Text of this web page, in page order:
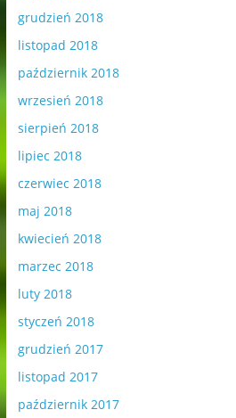
grudzień 2018
listopad 2018
październik 2018
wrzesień 2018
sierpień 2018
lipiec 2018
czerwiec 2018
maj 2018
kwiecień 2018
marzec 2018
luty 2018
styczeń 2018
grudzień 2017
listopad 2017
październik 2017